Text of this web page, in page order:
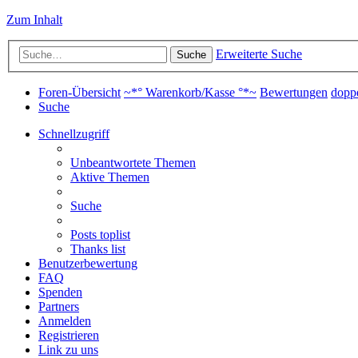
Zum Inhalt
Suche Erweiterte Suche
Foren-Übersicht ~*° Warenkorb/Kasse °*~ Bewertungen
Suche
Schnellzugriff
Unbeantwortete Themen
Aktive Themen
Suche
Posts toplist
Thanks list
Benutzerbewertung
FAQ
Spenden
Partners
Anmelden
Registrieren
Link zu uns